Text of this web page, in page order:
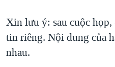
Xin lưu ý: sau cuộc họp,
tin riêng. Nội dung của
nhau.